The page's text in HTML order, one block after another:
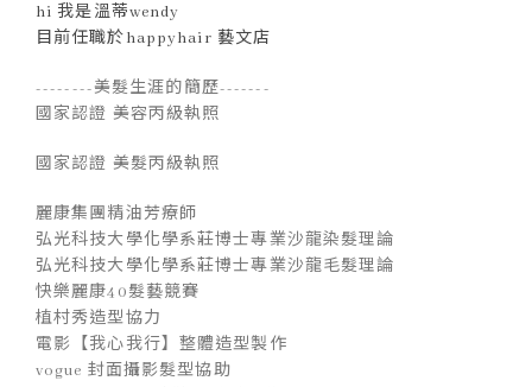
hi 我是溫蒂wendy
目前任職於happyhair 藝文店
--------美髮生涯的簡歷-------
國家認證 美容丙級執照
國家認證 美髮丙級執照
麗康集團精油芳療師
弘光科技大學化學系莊博士專業沙龍染髮理論
弘光科技大學化學系莊博士專業沙龍毛髮理論
快樂麗康40髮藝競賽
植村秀造型協力
電影【我心我行】整體造型製作
vogue 封面攝影髮型協助